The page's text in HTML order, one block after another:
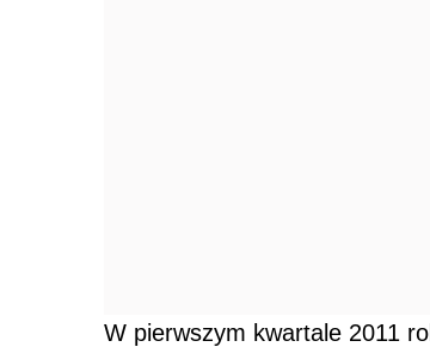
W pierwszym kwartale 2011